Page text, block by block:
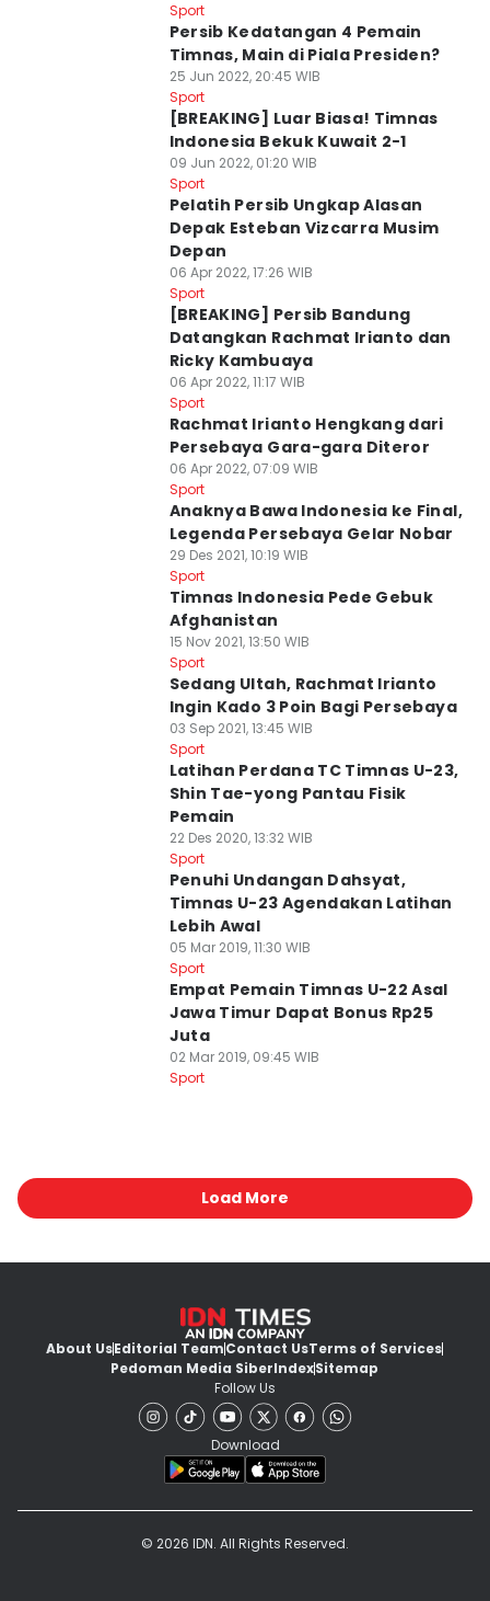
Sport
Persib Kedatangan 4 Pemain
Timnas, Main di Piala Presiden?
25 Jun 2022, 20:45 WIB
Sport
[BREAKING] Luar Biasa! Timnas
Indonesia Bekuk Kuwait 2-1
09 Jun 2022, 01:20 WIB
Sport
Pelatih Persib Ungkap Alasan
Depak Esteban Vizcarra Musim
Depan
06 Apr 2022, 17:26 WIB
Sport
[BREAKING] Persib Bandung
Datangkan Rachmat Irianto dan
Ricky Kambuaya
06 Apr 2022, 11:17 WIB
Sport
Rachmat Irianto Hengkang dari
Persebaya Gara-gara Diteror
06 Apr 2022, 07:09 WIB
Sport
Anaknya Bawa Indonesia ke Final,
Legenda Persebaya Gelar Nobar
29 Des 2021, 10:19 WIB
Sport
Timnas Indonesia Pede Gebuk
Afghanistan
15 Nov 2021, 13:50 WIB
Sport
Sedang Ultah, Rachmat Irianto
Ingin Kado 3 Poin Bagi Persebaya
03 Sep 2021, 13:45 WIB
Sport
Latihan Perdana TC Timnas U-23,
Shin Tae-yong Pantau Fisik
Pemain
22 Des 2020, 13:32 WIB
Sport
Penuhi Undangan Dahsyat,
Timnas U-23 Agendakan Latihan
Lebih Awal
05 Mar 2019, 11:30 WIB
Sport
Empat Pemain Timnas U-22 Asal
Jawa Timur Dapat Bonus Rp25
Juta
02 Mar 2019, 09:45 WIB
Sport
Load More
About UsEditorial TeamContact UsTerms of Services
Pedoman Media SiberIndexSitemap
Follow Us
Download
© 2026 IDN. All Rights Reserved.